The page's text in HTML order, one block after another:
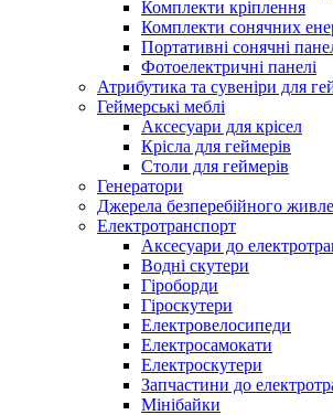
Комплекти кріплення
Комплекти сонячних
Портативні сонячні
Фотоелектричні панелі
Атрибутика та сувеніри для
Геймерські меблі
Аксесуари для крісел
Крісла для геймерів
Столи для геймерів
Генератори
Джерела безперебійного
Електротранспорт
Аксесуари до
Водні скутери
Гіроборди
Гіроскутери
Електровелосипеди
Електросамокати
Електроскутери
Запчастини до
Мінібайки